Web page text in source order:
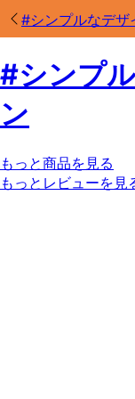
#シンプルなデ
#シンプ
ン
もっと商品を見る
もっとレビューを見